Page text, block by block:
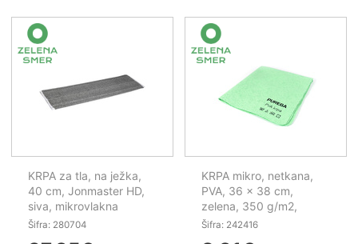
KRPA za tla, na ježka,
40 cm, Jonmaster HD,
siva, mikrovlakna
Šifra: 280704
KRPA mikro, netkana,
PVA, 36 x 38 cm,
zelena, 350 g/m2,
PUREBA, 3 kos/pak
Šifra: 242416